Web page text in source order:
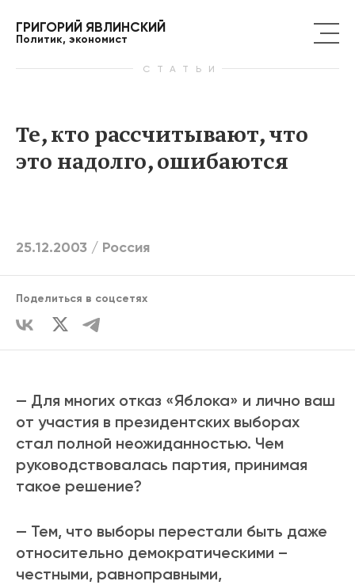
ГРИГОРИЙ ЯВЛИНСКИЙ
Политик, экономист
СТАТЬИ
Те, кто рассчитывают, что
это надолго, ошибаются
25.12.2003 / Россия
Поделиться в соцсетях
— Для многих отказ «Яблока» и лично ваш
от участия в президентских выборах
стал полной неожиданностью. Чем
руководствовалась партия, принимая
такое решение?
— Тем, что выборы перестали быть даже
относительно демократическими –
честными, равноправными,